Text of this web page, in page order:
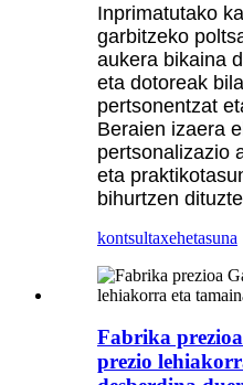
Inprimatutako
garbitzeko
aukera bikaina
eta dotoreak
pertsonentzat
Beraien izaera
pertsonalizazio
eta
bihurtzen
kontsultaxehetasuna
Fabrika
prezio